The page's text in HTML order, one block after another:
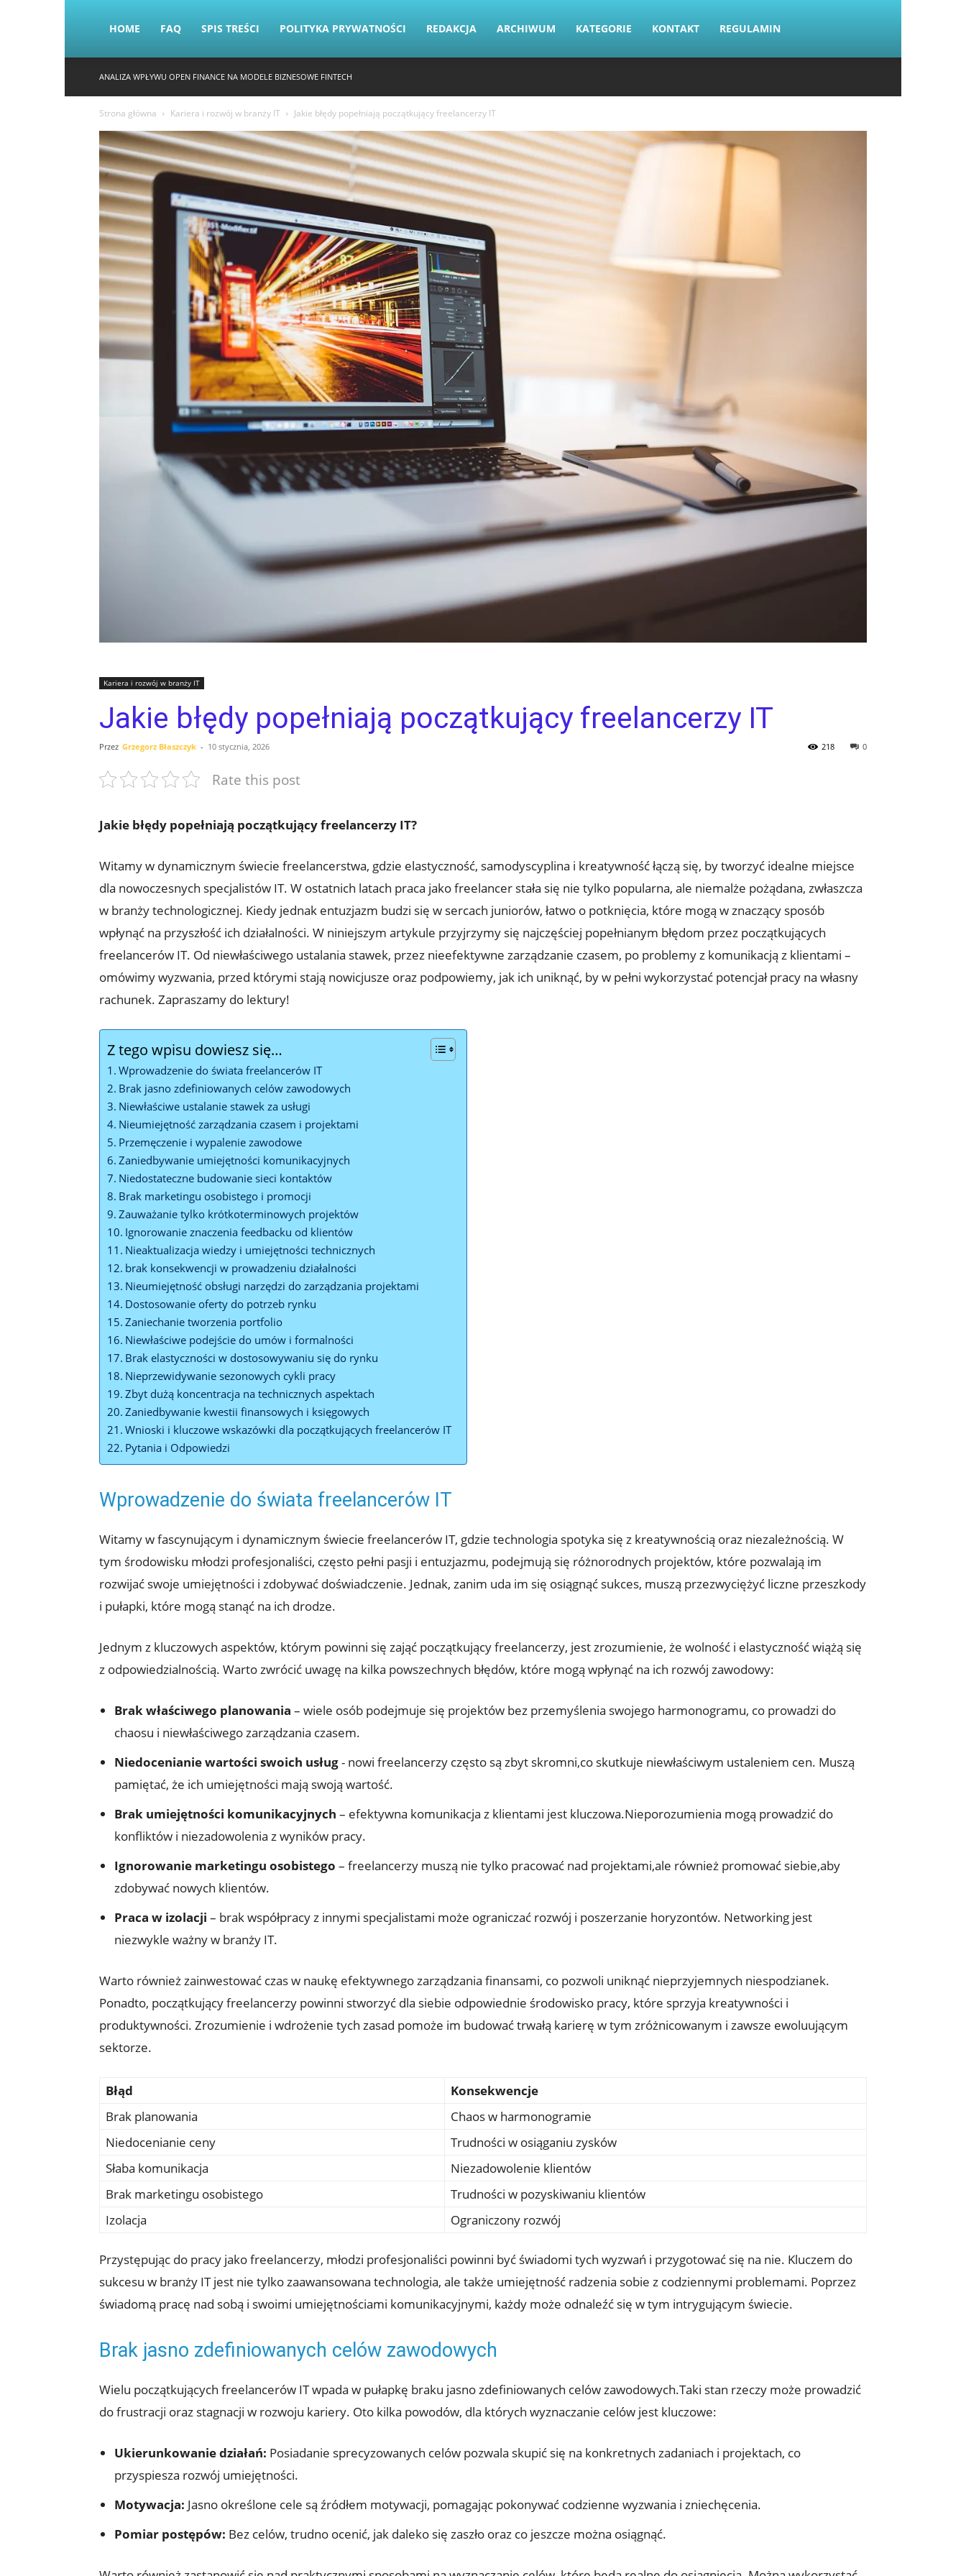
HOME FAQ SPIS TREŚCI POLITYKA PRYWATNOŚCI REDAKCJA ARCHIWUM KATEGORIE KONTAKT REGULAMIN
ANALIZA WPŁYWU OPEN FINANCE NA MODELE BIZNESOWE FINTECH
Strona główna Kariera i rozwój w branży IT Jakie błędy popełniają początkujący freelancerzy IT
Kariera i rozwój w branży IT
Jakie błędy popełniają początkujący freelancerzy IT
Przez Grzegorz Błaszczyk - 10 stycznia, 2026 0
218
Rate this post
Jakie błędy popełniają początkujący‍ freelancerzy IT?
Witamy w dynamicznym świecie freelancerstwa,⁣ gdzie elastyczność, samodyscyplina i kreatywność ‍łączą się, by ‌tworzyć idealne miejsce
dla ​nowoczesnych specjalistów⁤ IT. W ostatnich latach praca ‌jako freelancer stała się nie tylko popularna, ale niemalże pożądana, zwłaszcza
w branży technologicznej. Kiedy jednak entuzjazm budzi się w sercach juniorów, łatwo o potknięcia, które mogą w znaczący sposób
wpłynąć na przyszłość ich działalności. W niniejszym artykule przyjrzymy się najczęściej popełnianym błędom przez początkujących
freelancerów IT. Od ‌niewłaściwego‌ ustalania stawek, przez nieefektywne zarządzanie czasem, po problemy z⁢ komunikacją z⁣ klientami –
omówimy wyzwania, przed którymi stają nowicjusze oraz podpowiemy, jak ich uniknąć, by w pełni ‍wykorzystać ⁣potencjał pracy na własny
rachunek. Zapraszamy do lektury!
Z tego wpisu dowiesz się…
Wprowadzenie do⁢ świata freelancerów IT
Brak jasno zdefiniowanych‌ celów zawodowych
Niewłaściwe ustalanie ‍stawek za usługi
Nieumiejętność zarządzania ⁢czasem i projektami
Przemęczenie i wypalenie zawodowe
Zaniedbywanie umiejętności komunikacyjnych
Niedostateczne budowanie sieci kontaktów
Brak marketingu osobistego i promocji
Zauważanie tylko krótkoterminowych projektów
Ignorowanie znaczenia ​feedbacku od klientów
Nieaktualizacja wiedzy i umiejętności technicznych
brak konsekwencji w prowadzeniu działalności
Nieumiejętność obsługi narzędzi do zarządzania projektami
Dostosowanie oferty do potrzeb rynku
Zaniechanie tworzenia portfolio
Niewłaściwe podejście‌ do umów i formalności
Brak elastyczności w dostosowywaniu się do rynku
Nieprzewidywanie sezonowych cykli pracy
Zbyt dużą koncentracja na technicznych aspektach
Zaniedbywanie⁣ kwestii finansowych i księgowych
Wnioski i kluczowe wskazówki dla początkujących freelancerów IT
Pytania i ⁣Odpowiedzi
Wprowadzenie do⁢ świata freelancerów IT
Witamy w ‍fascynującym i dynamicznym świecie ‍freelancerów IT, gdzie technologia spotyka się z kreatywnością oraz niezależnością. W
tym środowisku młodzi profesjonaliści, często pełni pasji‌ i entuzjazmu, podejmują się różnorodnych projektów, które pozwalają ​im
rozwijać swoje ​umiejętności i zdobywać⁤ doświadczenie.⁣ Jednak, zanim uda ⁤im się osiągnąć sukces, muszą przezwyciężyć ⁤liczne przeszkody
i pułapki, które mogą stanąć na ich drodze.
Jednym z kluczowych aspektów, którym powinni‌ się ​zająć początkujący freelancerzy, jest zrozumienie, że wolność ‌i elastyczność wiążą się
z odpowiedzialnością. Warto zwrócić uwagę na kilka powszechnych błędów, które mogą ⁤wpłynąć na ich rozwój zawodowy:
Brak właściwego planowania – wiele osób podejmuje się projektów bez przemyślenia swojego harmonogramu, ⁢co ⁣prowadzi do
chaosu i niewłaściwego​ zarządzania czasem.
Niedocenianie ​wartości swoich usług‌- nowi ‍freelancerzy często są zbyt skromni,co skutkuje niewłaściwym ustaleniem cen. Muszą
pamiętać, że ich⁤ umiejętności mają swoją wartość.
Brak ​umiejętności komunikacyjnych – efektywna komunikacja z klientami​ jest kluczowa.Nieporozumienia mogą prowadzić do
konfliktów i niezadowolenia z wyników pracy.
Ignorowanie marketingu osobistego – freelancerzy muszą nie tylko pracować nad projektami,ale również promować siebie,aby
zdobywać nowych ⁢klientów.
Praca w ‍izolacji – brak współpracy z innymi specjalistami może ‍ograniczać rozwój i poszerzanie ‌horyzontów. Networking jest
niezwykle ważny w branży IT.
Warto również zainwestować czas w naukę efektywnego zarządzania finansami,‍ co‌ pozwoli uniknąć nieprzyjemnych niespodzianek.
Ponadto, początkujący freelancerzy powinni stworzyć dla siebie odpowiednie środowisko pracy, które sprzyja kreatywności i
produktywności. Zrozumienie i wdrożenie tych zasad pomoże im budować trwałą karierę w tym zróżnicowanym i zawsze ewoluującym
sektorze.
Błąd
Konsekwencje
Brak planowania
Chaos w harmonogramie
Niedocenianie ceny
Trudności⁣ w​ osiąganiu zysków
Słaba komunikacja
Niezadowolenie⁣ klientów
Brak marketingu osobistego
Trudności w pozyskiwaniu klientów
Izolacja
Ograniczony rozwój
Przystępując do ⁢pracy jako freelancerzy, młodzi profesjonaliści powinni być świadomi tych wyzwań i przygotować się na nie. Kluczem do
sukcesu w branży IT jest nie tylko ⁤zaawansowana technologia, ale także umiejętność radzenia sobie z codziennymi problemami. Poprzez
świadomą pracę nad sobą i swoimi‌ umiejętnościami komunikacyjnymi, ‍każdy może odnaleźć‍ się w tym intrygującym świecie.
Brak jasno zdefiniowanych‌ celów zawodowych
Wielu początkujących freelancerów IT wpada w pułapkę braku jasno zdefiniowanych celów zawodowych.Taki stan rzeczy może prowadzić
do frustracji ⁤oraz stagnacji w rozwoju kariery. Oto kilka powodów, dla których wyznaczanie celów jest kluczowe:
Ukierunkowanie działań: Posiadanie sprecyzowanych‌ celów pozwala skupić się na konkretnych zadaniach i projektach, co
przyspiesza rozwój⁣ umiejętności.
Motywacja: Jasno określone ⁤cele są źródłem motywacji, pomagając⁢ pokonywać codzienne wyzwania i zniechęcenia.
Pomiar ⁣postępów: Bez ​celów, trudno ocenić, jak daleko się ‌zaszło oraz co ​jeszcze można osiągnąć.